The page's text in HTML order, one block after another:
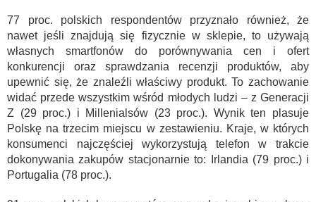
77 proc. polskich respondentów przyznało również, że
nawet jeśli znajdują się fizycznie w sklepie, to używają
własnych smartfonów do porównywania cen i ofert
konkurencji oraz sprawdzania recenzji produktów, aby
upewnić się, że znaleźli właściwy produkt. To zachowanie
widać przede wszystkim wśród młodych ludzi – z Generacji
Z (29 proc.) i Millenialsów (23 proc.). Wynik ten plasuje
Polskę na trzecim miejscu w zestawieniu. Kraje, w których
konsumenci najczęściej wykorzystują telefon w trakcie
dokonywania zakupów stacjonarnie to: Irlandia (79 proc.) i
Portugalia (78 proc.).